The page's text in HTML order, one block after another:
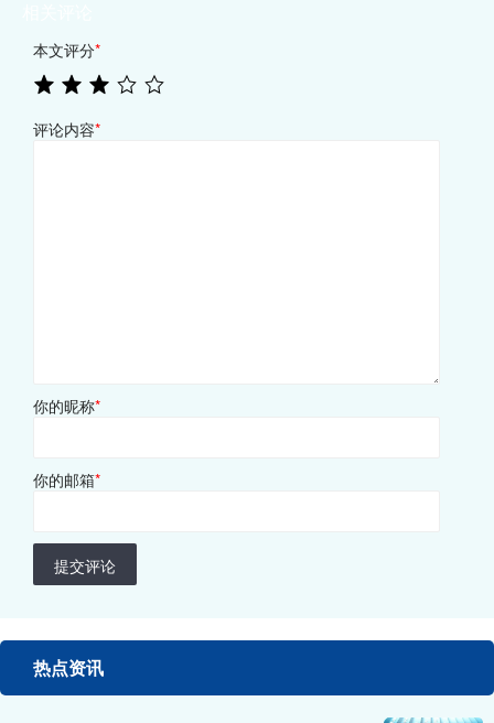
本文评分*
评论内容*
你的昵称*
你的邮箱*
提交评论
热点资讯